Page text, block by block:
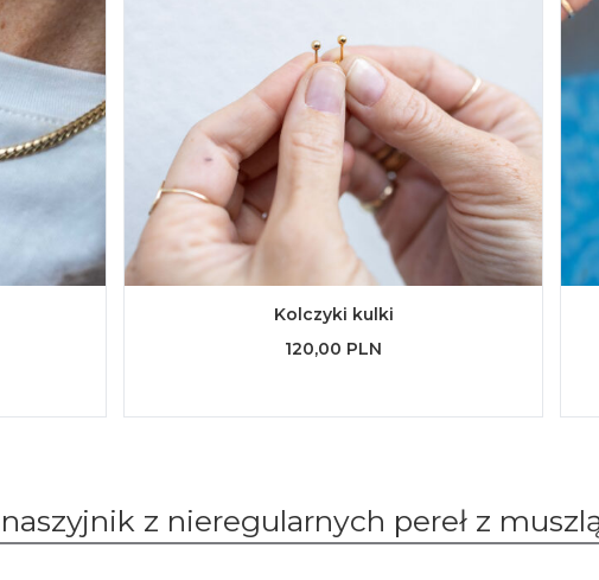
Kolczyki kulki
120,00 PLN
z nieregularnych pereł z